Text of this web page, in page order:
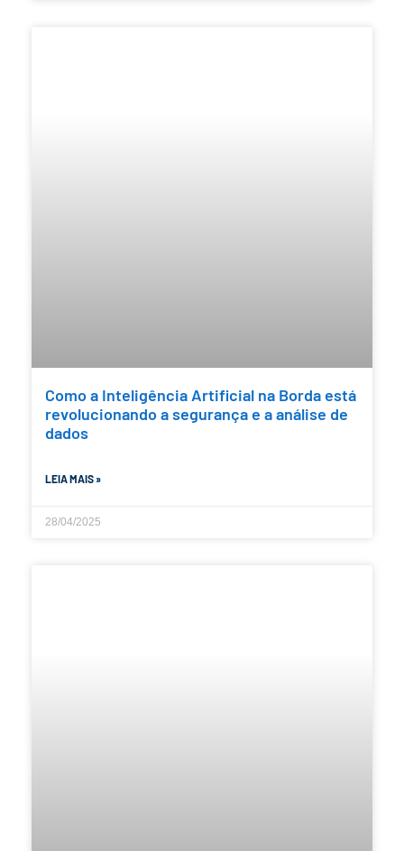
Como a Inteligência Artificial na Borda está
revolucionando a segurança e a análise de
dados
LEIA MAIS »
28/04/2025